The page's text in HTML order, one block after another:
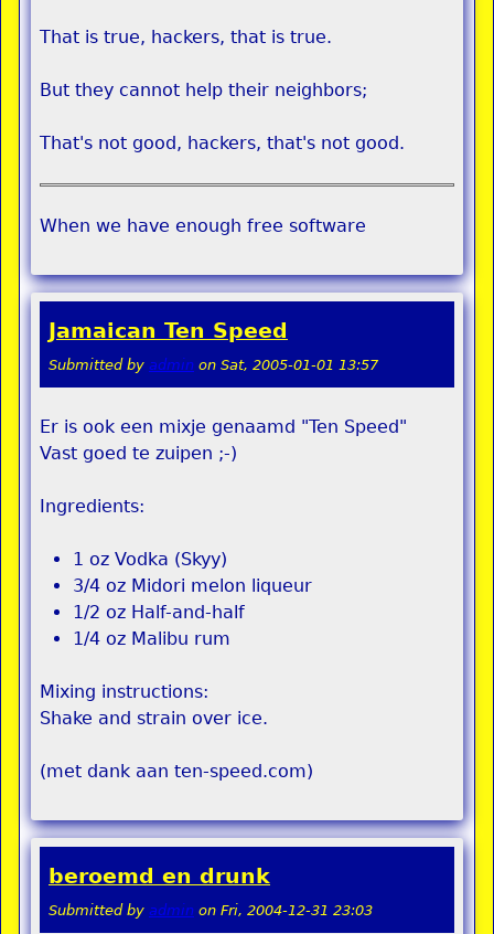
That is true, hackers, that is true.
But they cannot help their neighbors;
That's not good, hackers, that's not good.
When we have enough free software
Jamaican Ten Speed
Submitted by admin on Sat, 2005-01-01 13:57
Er is ook een mixje genaamd "Ten Speed"
Vast goed te zuipen ;-)
Ingredients:
1 oz Vodka (Skyy)
3/4 oz Midori melon liqueur
1/2 oz Half-and-half
1/4 oz Malibu rum
Mixing instructions:
Shake and strain over ice.
(met dank aan ten-speed.com)
beroemd en drunk
Submitted by admin on Fri, 2004-12-31 23:03